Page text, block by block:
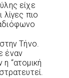
είχε
λίγες πιο
Τήνο.
έναν
“ατομική